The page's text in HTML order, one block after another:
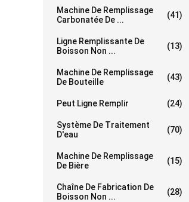
Machine De Remplissage
Carbonatée De ...
(41)
Ligne Remplissante De
Boisson Non ...
(13)
Machine De Remplissage
De Bouteille
(43)
Peut Ligne Remplir (24)
Système De Traitement
D'eau
(70)
Machine De Remplissage
De Bière
(15)
Chaîne De Fabrication De
Boisson Non ...
(28)